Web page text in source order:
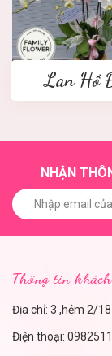
Lan Hồ
NHẬN
Thông tin
Địa chỉ: 3 ,hẻm 2/
Điện thoại: